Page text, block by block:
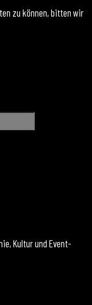
zu können, bitten wir
Kultur und Event-